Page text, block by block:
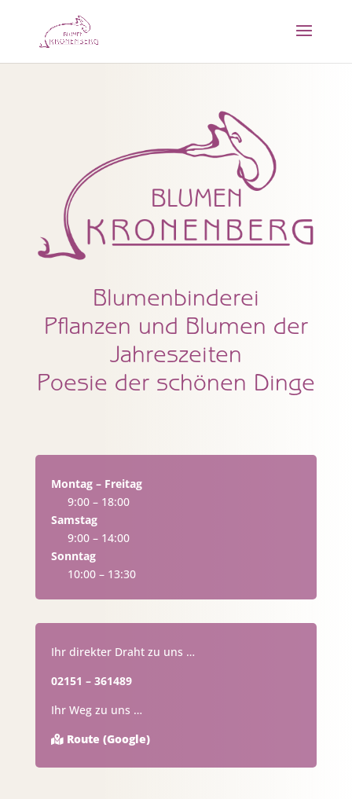
Blumenbinderei
Pflanzen und Blumen der
Jahreszeiten
Poesie der schönen Dinge
Montag – Freitag
9:00 – 18:00
Samstag
9:00 – 14:00
Sonntag
10:00 – 13:30
Ihr direkter Draht zu uns …
02151 – 361489
Ihr Weg zu uns …
Route (Google)